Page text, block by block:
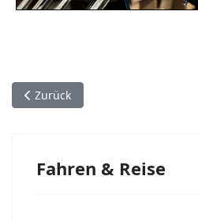
Vorheriger Beitrag: Hot August
Zurück
Fahren & Reise